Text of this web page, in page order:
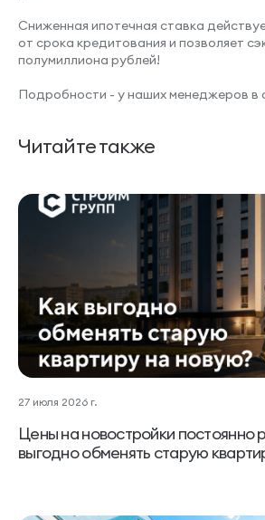
Сниженная ипотечная ставка
от срока кредитования и позволяет
полумиллиона рублей!
Подробности - у наших менеджеров
Читайте также
27 июля 2026 г.
Цены на новостройки постоянно
выгодно обменять старую